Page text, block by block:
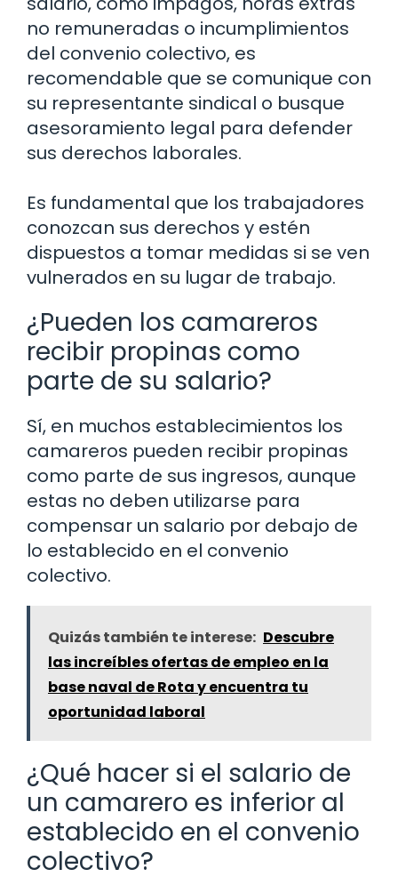
no remuneradas o incumplimientos
del convenio colectivo, es
recomendable que se comunique con
su representante sindical o busque
asesoramiento legal para defender
sus derechos laborales.
Es fundamental que los trabajadores
conozcan sus derechos y estén
dispuestos a tomar medidas si se ven
vulnerados en su lugar de trabajo.
¿Pueden los camareros
recibir propinas como
parte de su salario?
Sí, en muchos establecimientos los
camareros pueden recibir propinas
como parte de sus ingresos, aunque
estas no deben utilizarse para
compensar un salario por debajo de
lo establecido en el convenio
colectivo.
Quizás también te interese: Descubre
las increíbles ofertas de empleo en la
base naval de Rota y encuentra tu
oportunidad laboral
¿Qué hacer si el salario de
un camarero es inferior al
establecido en el convenio
colectivo?